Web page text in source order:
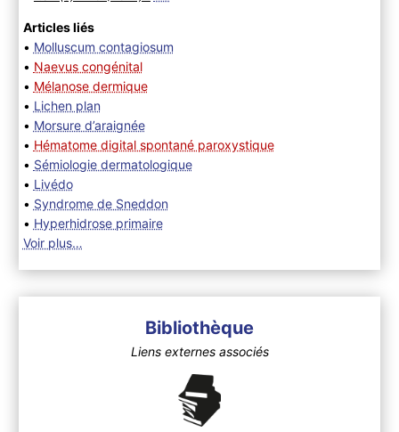
Articles liés
• Molluscum contagiosum
• Naevus congénital
• Mélanose dermique
• Lichen plan
• Morsure d’araignée
• Hématome digital spontané paroxystique
• Sémiologie dermatologique
• Livédo
• Syndrome de Sneddon
• Hyperhidrose primaire
Voir plus…
Bibliothèque
Liens externes associés